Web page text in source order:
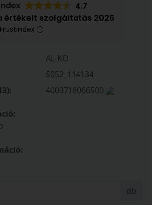
4.7
értékelt szolgáltatás 2026
AL-KO
S052_114134
4003718066500
db